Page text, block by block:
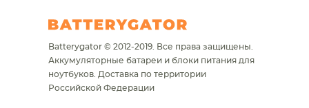
Batterygator © 2012-2019. Все права защищены.
Аккумуляторные батареи и блоки питания для
ноутбуков. Доставка по территории
Российской Федерации